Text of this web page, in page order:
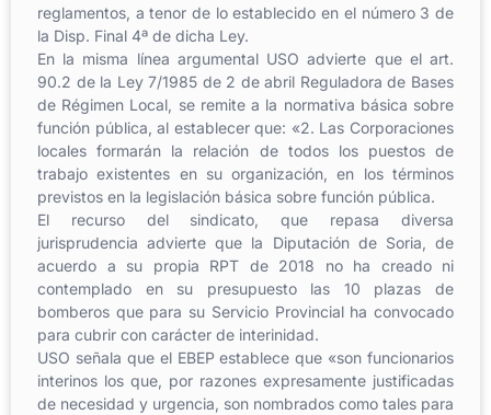
reglamentos, a tenor de lo establecido en el número 3 de
la Disp. Final 4ª de dicha Ley.
En la misma línea argumental USO advierte que el art.
90.2 de la Ley 7/1985 de 2 de abril Reguladora de Bases
de Régimen Local, se remite a la normativa básica sobre
función pública, al establecer que: «2. Las Corporaciones
locales formarán la relación de todos los puestos de
trabajo existentes en su organización, en los términos
previstos en la legislación básica sobre función pública.
El recurso del sindicato, que repasa diversa
jurisprudencia advierte que la Diputación de Soria, de
acuerdo a su propia RPT de 2018 no ha creado ni
contemplado en su presupuesto las 10 plazas de
bomberos que para su Servicio Provincial ha convocado
para cubrir con carácter de interinidad.
USO señala que el EBEP establece que «son funcionarios
interinos los que, por razones expresamente justificadas
de necesidad y urgencia, son nombrados como tales para